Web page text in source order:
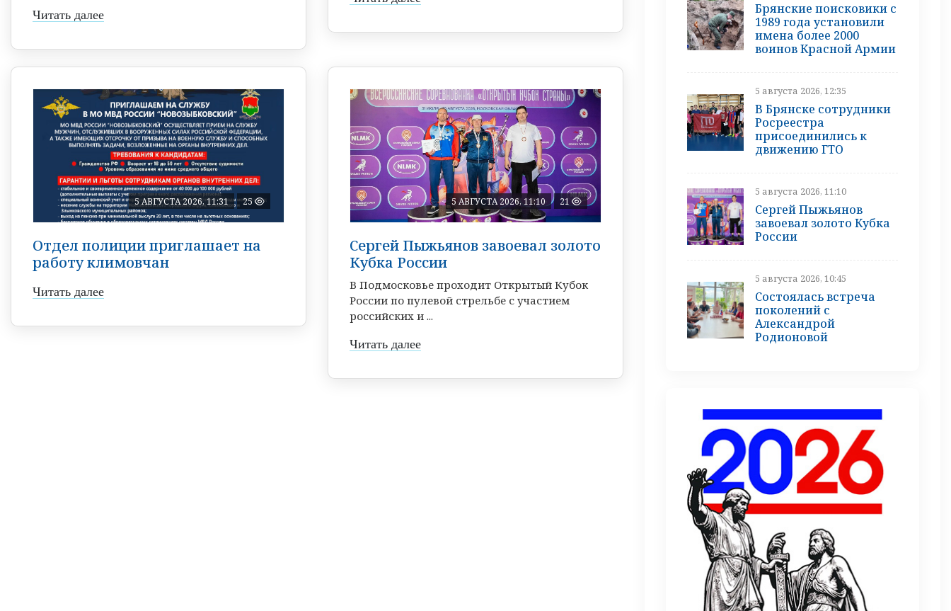
Читать далее
5 АВГУСТА 2026, 11:31 25
Отдел полиции приглашает на
работу климовчан
Читать далее
5 АВГУСТА 2026, 11:10 21
Сергей Пыжьянов завоевал золото
Кубка России
В Подмосковье проходит Открытый Кубок
России по пулевой стрельбе с участием
российских и ...
Читать далее
Брянские поисковики с
1989 года установили
имена более 2000
воинов Красной Армии
5 августа 2026, 12:35
В Брянске сотрудники
Росреестра
присоединились к
движению ГТО
5 августа 2026, 11:10
Сергей Пыжьянов
завоевал золото Кубка
России
5 августа 2026, 10:45
Состоялась встреча
поколений с
Александрой
Родионовой